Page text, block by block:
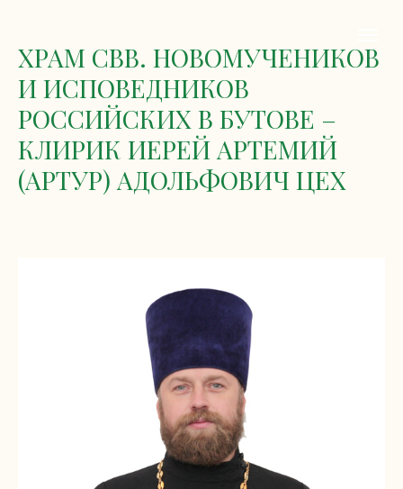
ХРАМ СВВ. НОВОМУЧЕНИКОВ
И ИСПОВЕДНИКОВ
РОССИЙСКИХ В БУТОВЕ –
КЛИРИК ИЕРЕЙ АРТЕМИЙ
(АРТУР) АДОЛЬФОВИЧ ЦЕХ